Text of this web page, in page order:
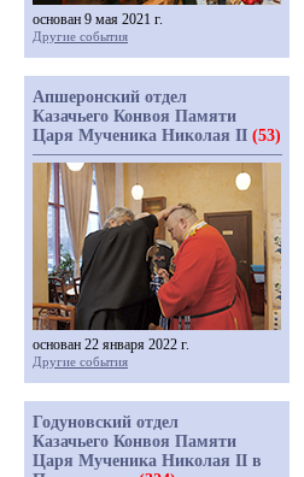
основан 9 мая 2021 г.
Другие события
Апшеронский отдел
Казачьего Конвоя Памяти
Царя Мученика Николая II (53)
основан 22 января 2022 г.
Другие события
Годуновский отдел
Казачьего Конвоя Памяти
Царя Мученика Николая II в